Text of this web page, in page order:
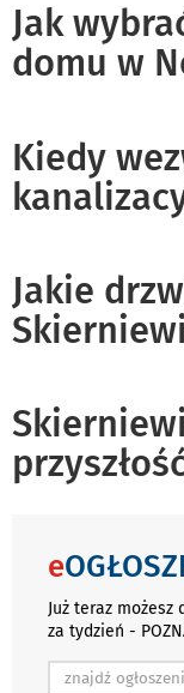
Jak
domu w
Kiedy
Jakie
e
Już teraz możesz
za tydzień -